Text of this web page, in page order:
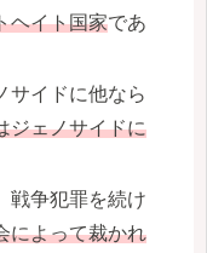
ヘイト国家であ
サイドに他なら
ジェノサイドに
戦争犯罪を続け
によって裁かれ